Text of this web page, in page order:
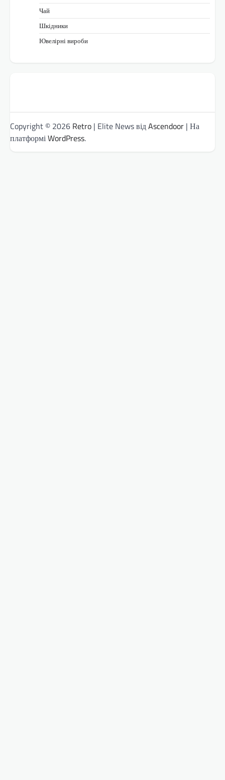
Чай
Шкідники
Ювелірні вироби
Copyright © 2026 Retro | Elite News відAscendoor | На
платформіWordPress.